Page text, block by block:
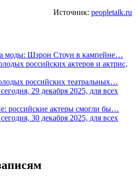
Источник: peopletalk.ru
моды: Шэрон Стоун в кампейне…
российских актеров и актрис,
российских театральных…
29 декабря 2025, для всех
российские актеры смогли бы…
30 декабря 2025, для всех